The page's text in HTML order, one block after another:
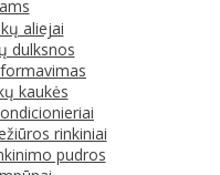
aliejai
dulksnos
kaukės
rinkiniai
pudros